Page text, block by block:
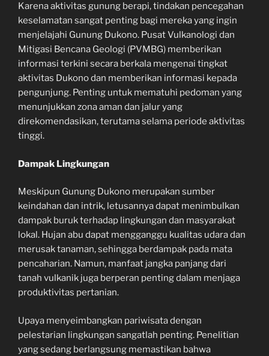
Karena aktivitas gunung berapi, tindakan pencegahan
keselamatan sangat penting bagi mereka yang ingin
menjelajahi Gunung Dukono. Pusat Vulkanologi dan
Mitigasi Bencana Geologi (PVMBG) memberikan
informasi terkini secara berkala mengenai tingkat
aktivitas Dukono dan memberikan informasi kepada
pengunjung. Penting untuk mematuhi pedoman yang
menunjukkan zona aman dan jalur yang
direkomendasikan, terutama selama periode aktivitas
tinggi.
Dampak Lingkungan
Meskipun Gunung Dukono merupakan sumber
keindahan dan intrik, letusannya dapat menimbulkan
dampak buruk terhadap lingkungan dan masyarakat
lokal. Hujan abu dapat mengganggu kualitas udara dan
merusak tanaman, sehingga berdampak pada mata
pencaharian. Namun, manfaat jangka panjang dari
tanah vulkanik juga berperan penting dalam menjaga
produktivitas pertanian.
Upaya menyeimbangkan pariwisata dengan
pelestarian lingkungan sangatlah penting. Penelitian
yang sedang berlangsung memastikan bahwa